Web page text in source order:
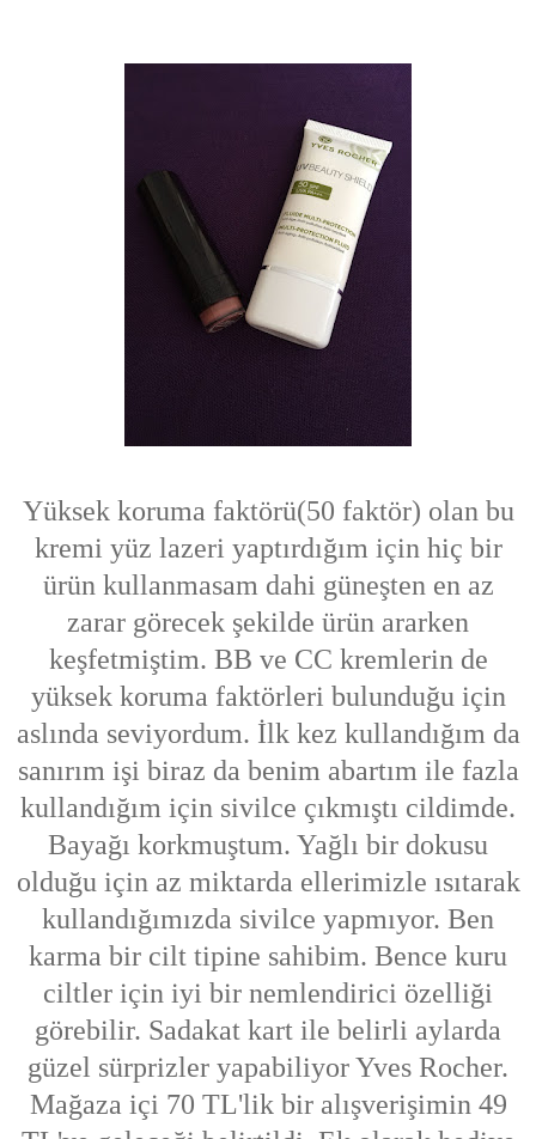
Yüksek koruma faktörü(50 faktör) olan bu
kremi yüz lazeri yaptırdığım için hiç bir
ürün kullanmasam dahi güneşten en az
zarar görecek şekilde ürün ararken
keşfetmiştim. BB ve CC kremlerin de
yüksek koruma faktörleri bulunduğu için
aslında seviyordum. İlk kez kullandığım da
sanırım işi biraz da benim abartım ile fazla
kullandığım için sivilce çıkmıştı cildimde.
Bayağı korkmuştum. Yağlı bir dokusu
olduğu için az miktarda ellerimizle ısıtarak
kullandığımızda sivilce yapmıyor. Ben
karma bir cilt tipine sahibim. Bence kuru
ciltler için iyi bir nemlendirici özelliği
görebilir. Sadakat kart ile belirli aylarda
güzel sürprizler yapabiliyor Yves Rocher.
Mağaza içi 70 TL'lik bir alışverişimin 49